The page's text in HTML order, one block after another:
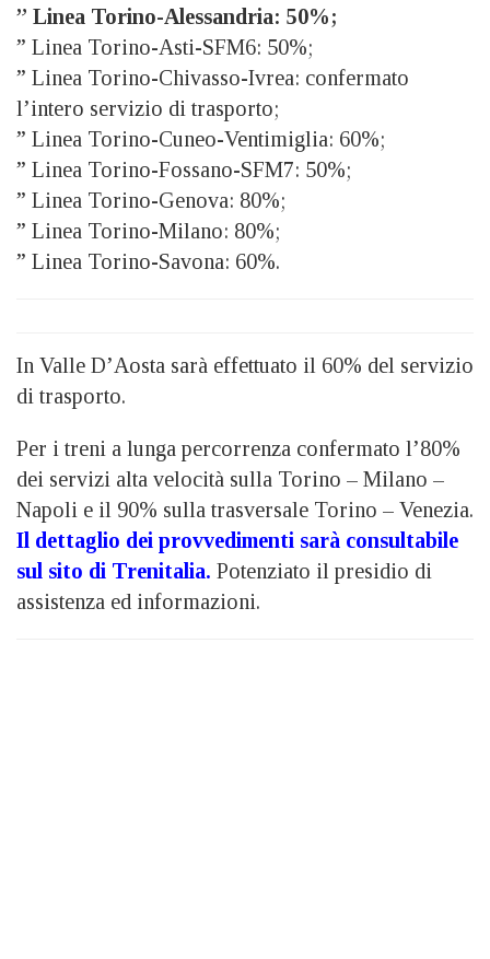
” Linea Torino-Alessandria: 50%;
” Linea Torino-Asti-SFM6: 50%;
” Linea Torino-Chivasso-Ivrea: confermato
l’intero servizio di trasporto;
” Linea Torino-Cuneo-Ventimiglia: 60%;
” Linea Torino-Fossano-SFM7: 50%;
” Linea Torino-Genova: 80%;
” Linea Torino-Milano: 80%;
” Linea Torino-Savona: 60%.
In Valle D’Aosta sarà effettuato il 60% del servizio
di trasporto.
Per i treni a lunga percorrenza confermato l’80%
dei servizi alta velocità sulla Torino – Milano –
Napoli e il 90% sulla trasversale Torino – Venezia.
Il dettaglio dei provvedimenti sarà consultabile
sul sito di Trenitalia. Potenziato il presidio di
assistenza ed informazioni.